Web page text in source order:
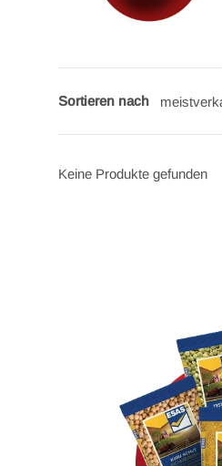
Sortieren nach
Keine Produkte gefunden